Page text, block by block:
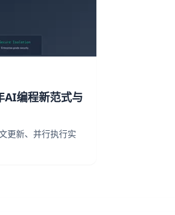
编程新范式与
更新、并行执行实